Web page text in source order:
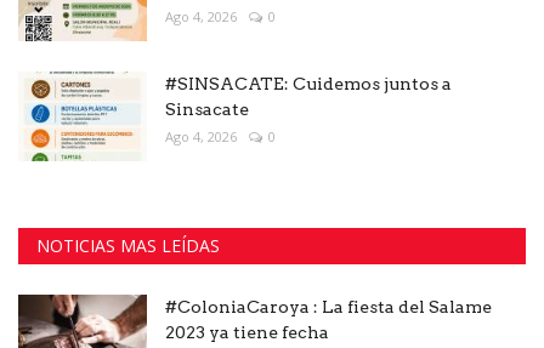
Ago 4, 2026 0
#SINSACATE: Cuidemos juntos a
Sinsacate
Ago 4, 2026 0
NOTICIAS MAS LEÍDAS
#ColoniaCaroya : La fiesta del Salame
2023 ya tiene fecha